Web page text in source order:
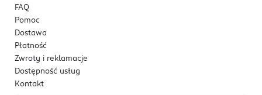
FAQ
Pomoc
Dostawa
Płatność
Zwroty i reklamacje
Dostępność usług
Kontakt